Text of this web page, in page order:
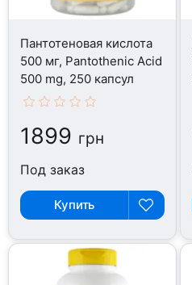
Пантотеновая кислота
500 мг, Pantothenic Acid
500 mg, 250 капсул
1899 грн
Под заказ
Купить